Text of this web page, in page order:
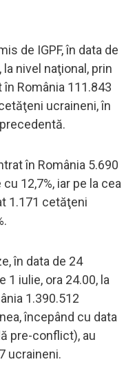
de IGPF, în data de
nivel naţional, prin
România 111.843
ucraineni, în
în România 5.690
12,7%, iar pe la cea
1.171 cetăţeni
în data de 24
1 iulie, ora 24.00, la
1.390.512
începând cu data
pre-conflict), au
ucraineni.